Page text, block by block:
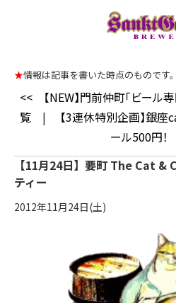
★情報は記事を書いた時点のものです
<< 【NEW】門前仲町「ビール
覧|
【3連休特別企画】銀座
ール500円！
【11月24日】要町 The Cat &
ティー
2012年11月24日(土)